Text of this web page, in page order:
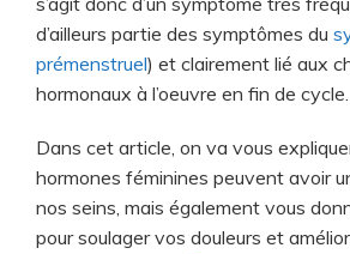
d’ailleurs partie des symptômes du
prémenstruel) et clairement lié aux
hormonaux à l’oeuvre en fin de cycle.
Dans cet article, on va vous
hormones féminines peuvent avoir
nos seins, mais également vous
pour soulager vos douleurs et